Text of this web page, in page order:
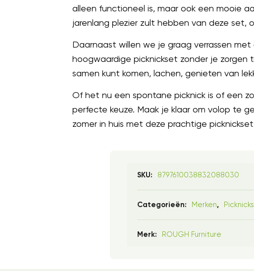
alleen functioneel is, maar ook een mooie
jarenlang plezier zult hebben van deze set,
Daarnaast willen we je graag verrassen
hoogwaardige picknickset zonder je zorgen
samen kunt komen, lachen, genieten van
Of het nu een spontane picknick is of een
perfecte keuze. Maak je klaar om volop te
zomer in huis met deze prachtige
SKU: 8797610038832088030
Categorieën: Merken,
Merk: ROUGH Furniture